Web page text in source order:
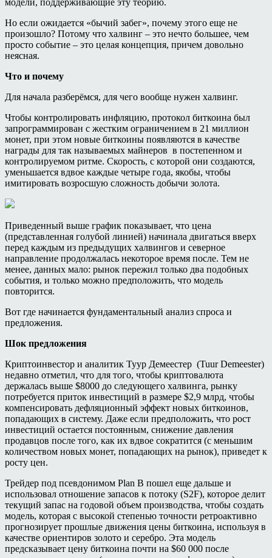
модели, поддерживающие эту теорию.
Но если ожидается «бычий забег», почему этого еще не
произошло? Потому что халвинг – это нечто большее, чем
просто событие – это целая концепция, причем довольно
неясная.
Что и почему
Для начала разберёмся, для чего вообще нужен халвинг.
Чтобы контролировать инфляцию, протокол биткоина был
запрограммирован с жестким ограничением в 21 миллион
монет, при этом новые биткоины появляются в качестве
награды для так называемых майнеров в постепенном и
контролируемом ритме. Скорость, с которой они создаются,
уменьшается вдвое каждые четыре года, якобы, чтобы
имитировать возросшую сложность добычи золота.
Приведенный выше график показывает, что цена
(представленная голубой линией) начинала двигаться вверх
перед каждым из предыдущих халвингов и северное
направление продолжалась некоторое время после. Тем не
менее, данных мало: рынок пережил только два подобных
события, и только можно предположить, что модель
повторится.
Вот где начинается фундаментальный анализ спроса и
предложения.
Шок предложения
Криптоинвестор и аналитик Туур Демеестер (Tuur Demeester)
недавно отметил, что для того, чтобы криптовалюта
держалась выше $8000 до следующего халвинга, рынку
потребуется приток инвестиций в размере $2,9 млрд, чтобы
компенсировать дефляционный эффект новых биткоинов,
попадающих в систему. Даже если предположить, что рост
инвестиций остается постоянным, снижение давления
продавцов после того, как их вдвое сократится (с меньшим
количеством новых монет, попадающих на рынок), приведет к
росту цен.
Трейдер под псевдонимом Plan B пошел еще дальше и
использовал отношение запасов к потоку (S2F), которое делит
текущий запас на годовой объем производства, чтобы создать
модель, которая с высокой степенью точности ретроактивно
прогнозирует прошлые движения цены биткоина, используя в
качестве ориентиров золото и серебро. Эта модель
предсказывает цену биткоина почти на $60 000 после